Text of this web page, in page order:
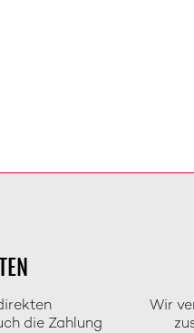
die Zahlung
Wir